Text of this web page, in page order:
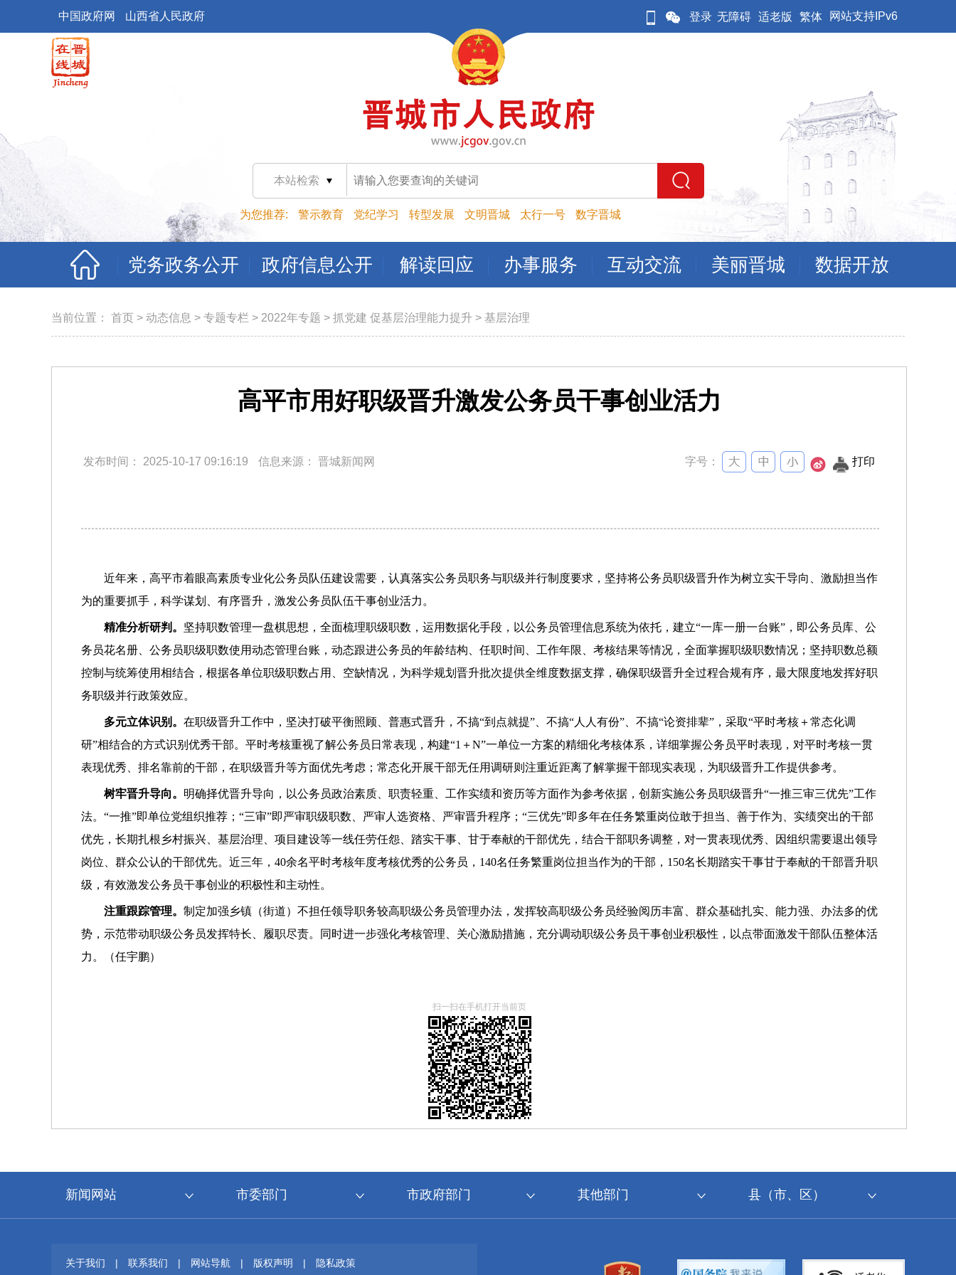
中国政府网 山西省人民政府 登录 无障碍 适老版 繁体 网站支持IPv6
本站检索
为您推荐: 警示教育 党纪学习 转型发展 文明晋城 太行一号 数字晋城
党务政务公开 政府信息公开 解读回应 办事服务 互动交流 美丽晋城 数据开放
当前位置： 首页 > 动态信息 > 专题专栏 > 2022年专题 > 抓党建 促基层治理能力提升 > 基层治理
高平市用好职级晋升激发公务员干事创业活力
发布时间： 2025-10-17 09:16:19 信息来源： 晋城新闻网 字号： 打印
近年来，高平市着眼高素质专业化公务员队伍建设需要，认真落实公务员职务与职级并行制度要求，坚持将公务员职级晋升作为树立实干导向、激励担当作
为的重要抓手，科学谋划、有序晋升，激发公务员队伍干事创业活力。
精准分析研判。 坚持职数管理一盘棋思想，全面梳理职级职数，运用数据化手段，以公务员管理信息系统为依托，建立“一库一册一台账”，即公务员库、公
务员花名册、公务员职级职数使用动态管理台账，动态跟进公务员的年龄结构、任职时间、工作年限、考核结果等情况，全面掌握职级职数情况；坚持职数总额
控制与统筹使用相结合，根据各单位职级职数占用、空缺情况，为科学规划晋升批次提供全维度数据支撑，确保职级晋升全过程合规有序，最大限度地发挥好职
务职级并行政策效应。
多元立体识别。 在职级晋升工作中，坚决打破平衡照顾、普惠式晋升，不搞“到点就提”、不搞“人人有份”、不搞“论资排辈”，采取“平时考核＋常态化调
研”相结合的方式识别优秀干部。平时考核重视了解公务员日常表现，构建“1＋N”一单位一方案的精细化考核体系，详细掌握公务员平时表现，对平时考核一贯
表现优秀、排名靠前的干部，在职级晋升等方面优先考虑；常态化开展干部无任用调研则注重近距离了解掌握干部现实表现，为职级晋升工作提供参考。
树牢晋升导向。 明确择优晋升导向，以公务员政治素质、职责轻重、工作实绩和资历等方面作为参考依据，创新实施公务员职级晋升“一推三审三优先”工作
法。“一推”即单位党组织推荐；“三审”即严审职级职数、严审人选资格、严审晋升程序；“三优先”即多年在任务繁重岗位敢于担当、善于作为、实绩突出的干部
优先，长期扎根乡村振兴、基层治理、项目建设等一线任劳任怨、踏实干事、甘于奉献的干部优先，结合干部职务调整，对一贯表现优秀、因组织需要退出领导
岗位、群众公认的干部优先。近三年，40余名平时考核年度考核优秀的公务员，140名任务繁重岗位担当作为的干部，150名长期踏实干事甘于奉献的干部晋升职
级，有效激发公务员干事创业的积极性和主动性。
注重跟踪管理。 制定加强乡镇（街道）不担任领导职务较高职级公务员管理办法，发挥较高职级公务员经验阅历丰富、群众基础扎实、能力强、办法多的优
势，示范带动职级公务员发挥特长、履职尽责。同时进一步强化考核管理、关心激励措施，充分调动职级公务员干事创业积极性，以点带面激发干部队伍整体活
力。（任宇鹏）
扫一扫在手机打开当前页
新闻网站 市委部门 市政府部门 其他部门 县（市、区）
关于我们 | 联系我们 | 网站导航 | 版权声明 | 隐私政策